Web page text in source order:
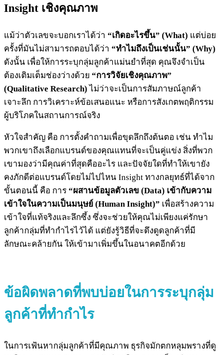
Insight เชิงคุณภาพ
แม้ว่าตัวเลขจะบอกเราได้ว่า “เกิดอะไรขึ้น” (What) แต่บ่อย
ครั้งที่มันไม่สามารถตอบได้ว่า “ทำไมถึงเป็นเช่นนั้น” (Why)
ดังนั้น เพื่อให้การระบุกลุ่มลูกค้าแม่นยำที่สุด คุณจึงจำเป็น
ต้องเติมเต็มช่องว่างด้วย “การวิจัยเชิงคุณภาพ”
(Qualitative Research) ไม่ว่าจะเป็นการสัมภาษณ์ลูกค้า
เจาะลึก การวิเคราะห์ข้อเสนอแนะ หรือการสังเกตพฤติกรรม
ผู้บริโภคในสถานการณ์จริง
หัวใจสำคัญ คือ การตั้งคำถามเพื่อขุดลึกถึงต้นตอ เช่น ทำไม
พวกเขาถึงเลือกแบรนด์ของคุณแทนที่จะเป็นคู่แข่ง สิ่งที่พวก
เขามองว่ามีคุณค่าที่สุดคืออะไร และปัจจัยใดที่ทำให้เขายัง
คงภักดีต่อแบรนด์โดยไม่ไปไหน Insight ทางกลยุทธ์ที่ได้จาก
ขั้นตอนนี้ คือ การ “ผสานข้อมูลตัวเลข (Data) เข้ากับความ
เข้าใจในความเป็นมนุษย์ (Human Insight)” เพื่อสร้างความ
เข้าใจที่แท้จริงและลึกซึ้ง ซึ่งจะช่วยให้คุณไม่เพียงแค่รักษา
ลูกค้ากลุ่มที่ทำกำไรไว้ได้ แต่ยังรู้วิธีที่จะดึงดูดลูกค้าที่มี
ลักษณะคล้ายกัน ให้เข้ามาเพิ่มขึ้นในอนาคตอีกด้วย
ข้อผิดพลาดที่พบบ่อยในการระบุกลุ่ม
ลูกค้าที่ทำกำไร
ในการเฟ้นหากลุ่มลูกค้าที่มีคุณภาพ ธุรกิจมักตกหลุมพรางที่ดู